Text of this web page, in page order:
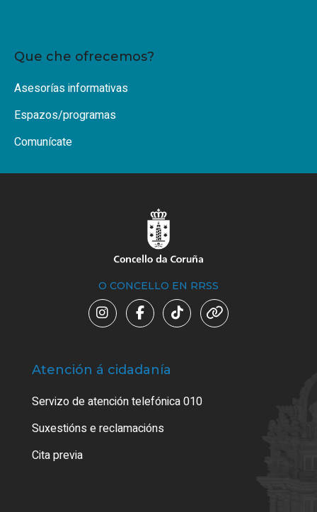
Que che ofrecemos?
Asesorías informativas
Espazos/programas
Comunícate
O CONCELLO EN RRSS
Atención á cidadanía
Servizo de atención telefónica 010
Suxestións e reclamacións
Cita previa